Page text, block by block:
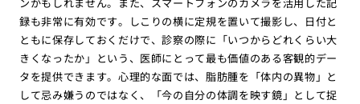
ンかもしれません。また、スマートフォンのカメラを活用した記
録も非常に有効です。しこりの横に定規を置いて撮影し、日付と
ともに保存しておくだけで、診察の際に「いつからどれくらい大
きくなったか」という、医師にとって最も価値のある客観的デー
タを提供できます。心理的な面では、脂肪腫を「体内の異物」と
して忌み嫌うのではなく、「今の自分の体調を映す鏡」として捉